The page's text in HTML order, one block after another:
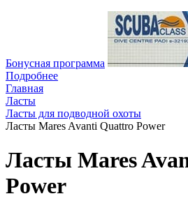
Бонусная программа
Подробнее
Главная
Ласты
Ласты для подводной охоты
Ласты Mares Avanti Quattro Power
Ласты Mares
Power